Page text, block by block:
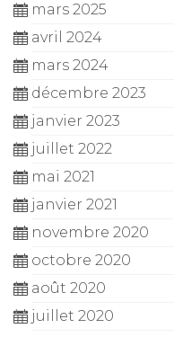
mars 2025
avril 2024
mars 2024
décembre 2023
janvier 2023
juillet 2022
mai 2021
janvier 2021
novembre 2020
octobre 2020
août 2020
juillet 2020